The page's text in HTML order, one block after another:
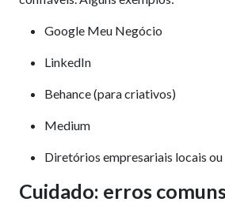
Google Meu Negócio
LinkedIn
Behance (para criativos)
Medium
Diretórios empresariais locais
Cuidado: erros